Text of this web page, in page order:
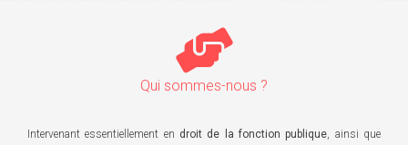
Qui sommes-nous ?
Intervenant essentiellement en droit de la fonction publique, ainsi que